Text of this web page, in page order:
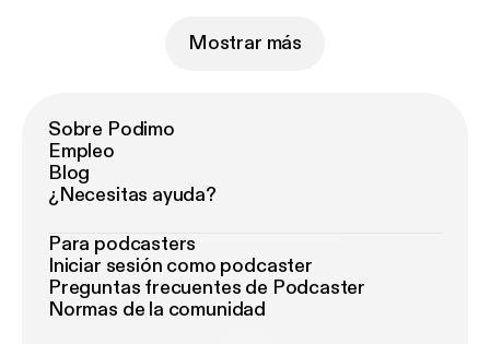
Mostrar más
Sobre Podimo
Empleo
Blog
¿Necesitas ayuda?
Para podcasters
Iniciar sesión como podcaster
Preguntas frecuentes de Podcaster
Normas de la comunidad